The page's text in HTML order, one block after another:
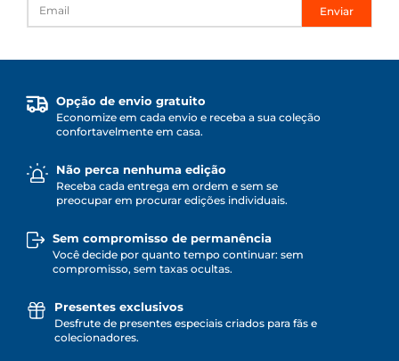
Enviar
Opção de envio gratuito
Economize em cada envio e receba a sua coleção
confortavelmente em casa.
Não perca nenhuma edição
Receba cada entrega em ordem e sem se
preocupar em procurar edições individuais.
Sem compromisso de permanência
Você decide por quanto tempo continuar: sem
compromisso, sem taxas ocultas.
Presentes exclusivos
Desfrute de presentes especiais criados para fãs e
colecionadores.